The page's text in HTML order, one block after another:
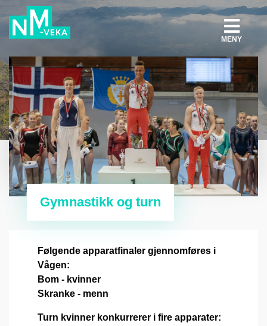
MENY
Gymnastikk og turn
Følgende apparatfinaler gjennomføres i
Vågen:
Bom - kvinner
Skranke - menn
Turn kvinner konkurrerer i fire apparater: